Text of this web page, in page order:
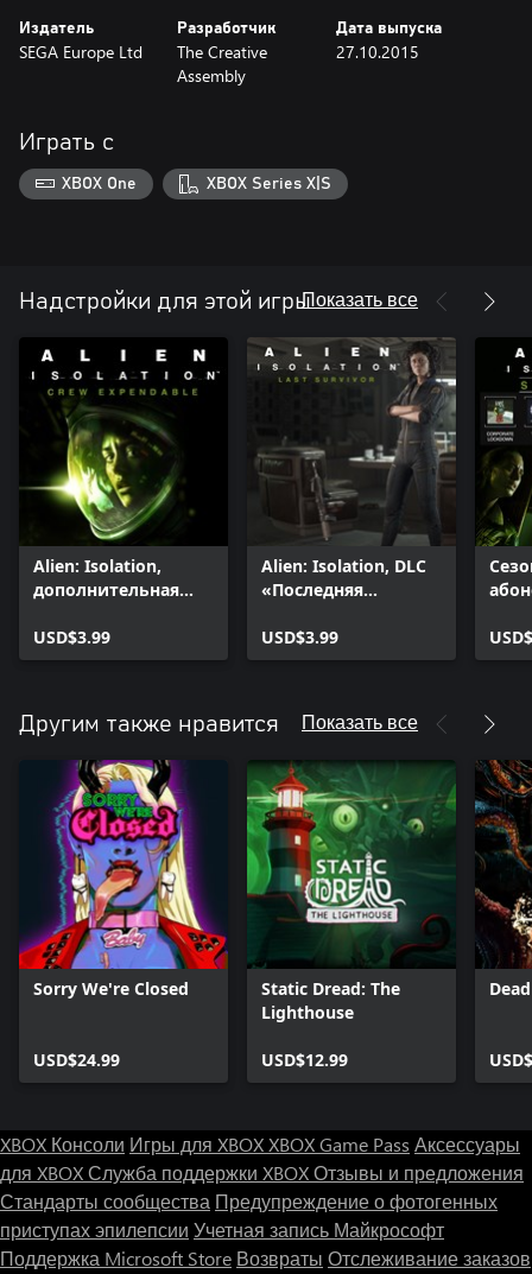
Издатель
SEGA Europe Ltd
Разработчик
The Creative
Assembly
Дата выпуска
27.10.2015
Играть с
XBOX One XBOX Series X|S
Надстройки для этой игрыПоказать все
Alien: Isolation,
дополнительная
смертников»
USD$3.99
Alien: Isolation, DLC
«Последняя
USD$3.99
Другим также нравится Показать все
Sorry We're Closed
USD$24.99
Static Dread: The
Lighthouse
USD$12.99
XBOX Консоли Игры для XBOXXBOX Game Pass Аксессуары
для XBOXСлужба поддержки XBOXОтзывы и предложения
Стандарты сообщества Предупреждение о фотогенных
приступах эпилепсии Учетная запись Майкрософт
Поддержка Microsoft Store Возвраты Отслеживание заказов